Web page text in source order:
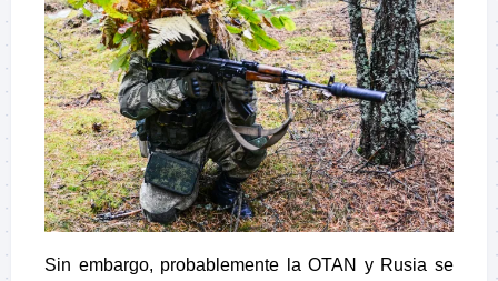
Sin embargo, probablemente la OTAN y Rusia se